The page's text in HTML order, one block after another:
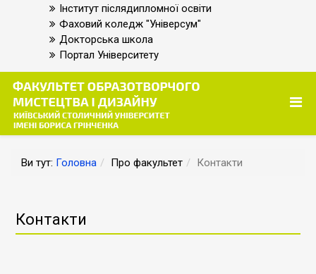
Інститут післядипломної освіти
Фаховий коледж "Універсум"
Докторська школа
Портал Університету
Ви тут: Головна Про факультет Контакти
Контакти